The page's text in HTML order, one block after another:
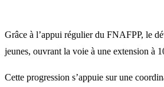
Grâce à l’appui régulier du FNAFPP, le
jeunes, ouvrant la voie à une extension à
Cette progression s’appuie sur une